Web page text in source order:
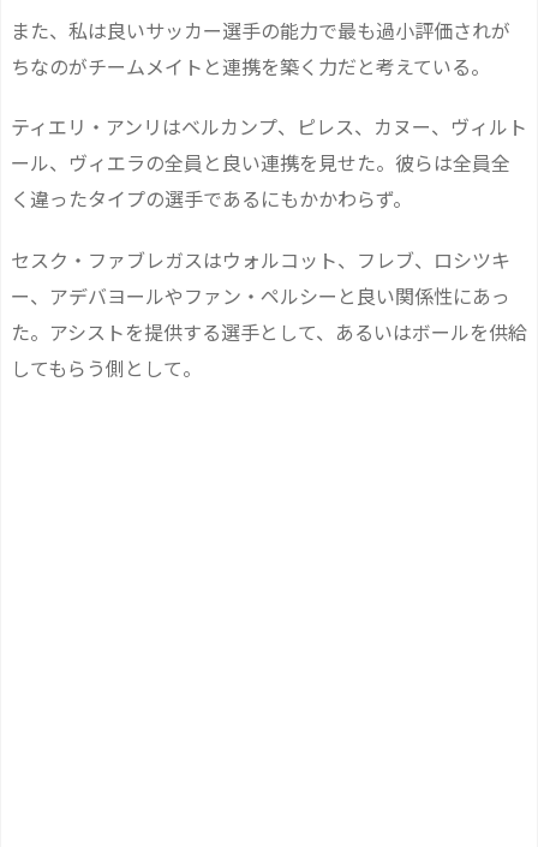
また、私は良いサッカー選手の能力で最も過小評価されが
ちなのがチームメイトと連携を築く力だと考えている。
ティエリ・アンリはベルカンプ、ピレス、カヌー、ヴィルト
ール、ヴィエラの全員と良い連携を見せた。彼らは全員全
く違ったタイプの選手であるにもかかわらず。
セスク・ファブレガスはウォルコット、フレブ、ロシツキ
ー、アデバヨールやファン・ペルシーと良い関係性にあっ
た。アシストを提供する選手として、あるいはボールを供給
してもらう側として。